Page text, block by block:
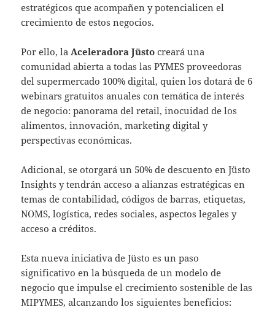
estratégicos que acompañen y potencialicen el
crecimiento de estos negocios.
Por ello, la Aceleradora Jüsto creará una
comunidad abierta a todas las PYMES proveedoras
del supermercado 100% digital, quien los dotará de 6
webinars gratuitos anuales con temática de interés
de negocio: panorama del retail, inocuidad de los
alimentos, innovación, marketing digital y
perspectivas económicas.
Adicional, se otorgará un 50% de descuento en Jüsto
Insights y tendrán acceso a alianzas estratégicas en
temas de contabilidad, códigos de barras, etiquetas,
NOMS, logística, redes sociales, aspectos legales y
acceso a créditos.
Esta nueva iniciativa de Jüsto es un paso
significativo en la búsqueda de un modelo de
negocio que impulse el crecimiento sostenible de las
MIPYMES, alcanzando los siguientes beneficios: